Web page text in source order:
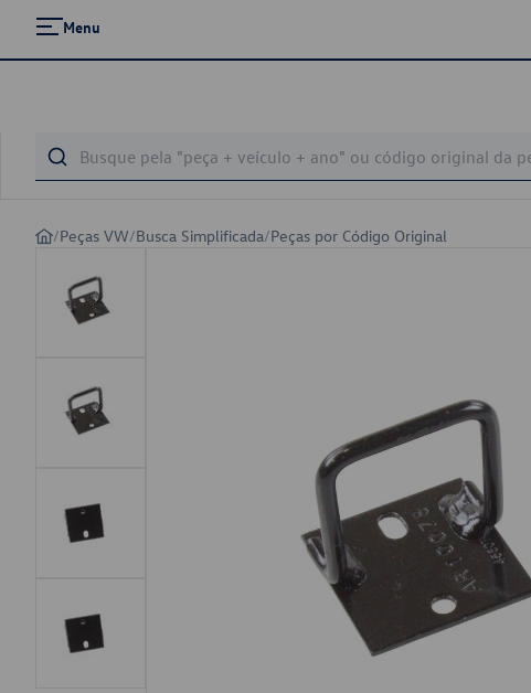
Menu
/Peças VW/Busca Simplificada/Peças por Código Original